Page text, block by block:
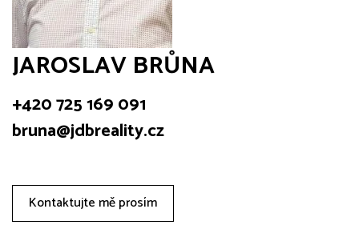
JAROSLAV BRŮNA
+420 725 169 091
bruna@jdbreality.cz
Kontaktujte mě prosím